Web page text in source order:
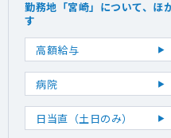
勤務地「宮崎」について、ほ
す
高額給与
病院
日当直（土日のみ）